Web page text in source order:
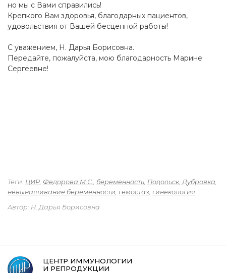
но мы с Вами справились!
Крепкого Вам здоровья, благодарных пациентов,
удовольствия от Вашей бесценной работы!
С уважением, Н. Дарья Борисовна.
Передайте, пожалуйста, мою благодарность Марине
Сергеевне!
Теги: ЦИР, Федорова М.С., беременность, Подольск,Дубровка,
невынашивание беременности, гемостаз, гинекология
Автор: Н. Дарья Борисовна
ЦЕНТР ИММУНОЛОГИИ
И РЕПРОДУКЦИИ